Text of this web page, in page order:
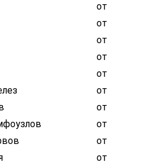
от
от
от
от
от
от
от
от
от
от